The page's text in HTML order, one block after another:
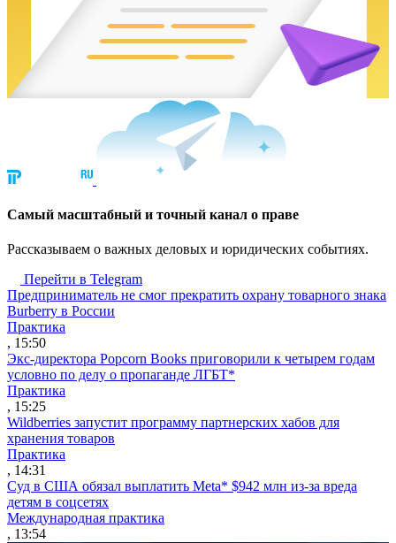
Cамый масштабный и точный канал о праве
Рассказываем о важных деловых и юридических событиях.
Перейти в Telegram
Предприниматель не смог прекратить охрану товарного знака
Burberry в России
Практика
, 15:50
Экс-директора Popcorn Books приговорили к четырем годам
условно по делу о пропаганде ЛГБТ*
Практика
, 15:25
Wildberries запустит программу партнерских хабов для
хранения товаров
Практика
, 14:31
Суд в США обязал выплатить Meta* $942 млн из-за вреда
детям в соцсетях
Международная практика
, 13:54